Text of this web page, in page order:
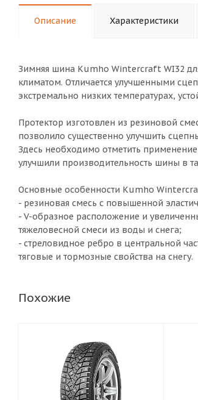
Описание Характеристики
Зимняя шина Kumho Wintercraft WI32
климатом. Отличается улучшенными
экстремально низких температурах,
Протектор изготовлен из резиновой
позволило существенно улучшить
Здесь необходимо отметить
улучшили производительность шины в
Основные особенности Kumho
- резиновая смесь с повышенной
- V-образное расположение и
тяжеловесной смеси из воды и снега;
- стреловидное ребро в центральной
тяговые и тормозные свойства на снегу.
Похожие